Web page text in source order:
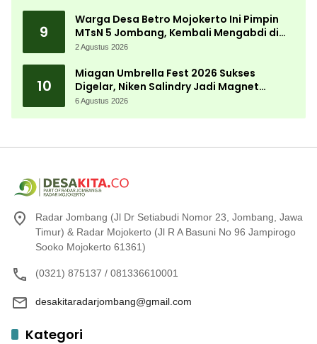
9
Warga Desa Betro Mojokerto Ini Pimpin
MTsN 5 Jombang, Kembali Mengabdi di
Almamater
2 Agustus 2026
10
Miagan Umbrella Fest 2026 Sukses
Digelar, Niken Salindry Jadi Magnet
Ribuan Pengunjung
6 Agustus 2026
Radar Jombang (Jl Dr Setiabudi Nomor 23, Jombang, Jawa
Timur) & Radar Mojokerto (Jl R A Basuni No 96 Jampirogo
Sooko Mojokerto 61361)
(0321) 875137 / 081336610001
desakitaradarjombang@gmail.com
Kategori